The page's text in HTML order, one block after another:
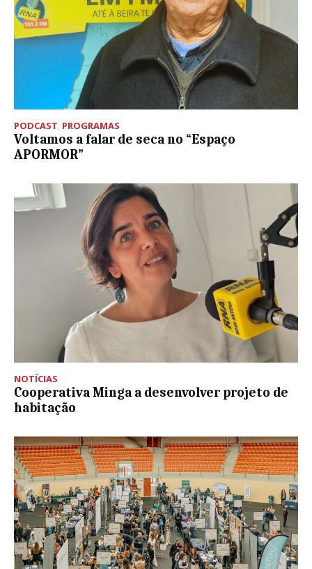
PODCAST PROGRAMAS
Voltamos a falar de seca no “Espaço
APORMOR”
NOTÍCIAS
Cooperativa Minga a desenvolver projeto de
habitação